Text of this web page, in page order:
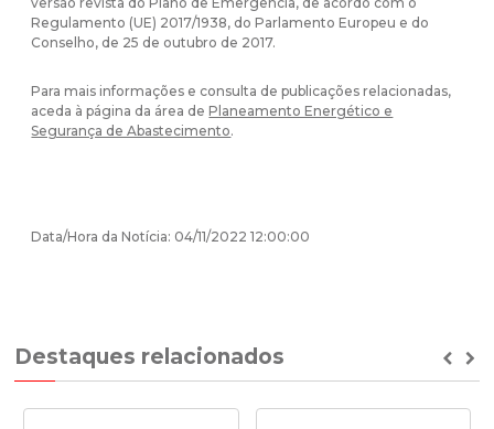
Regulamento (UE) 2017/1938, do Parlamento Europeu e do
Conselho, de 25 de outubro de 2017.
Para mais informações e consulta de publicações relacionadas,
aceda à página da área dePlaneamento Energético e
Segurança de Abastecimento.
Data/Hora da Notícia: 04/11/2022 12:00:00
Destaques relacionados